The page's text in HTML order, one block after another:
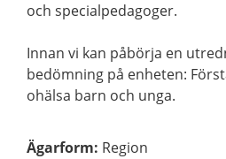
och specialpedagoger.
Innan vi kan påbörja en
bedömning på enheten:
ohälsa barn och unga.
Ägarform: Region